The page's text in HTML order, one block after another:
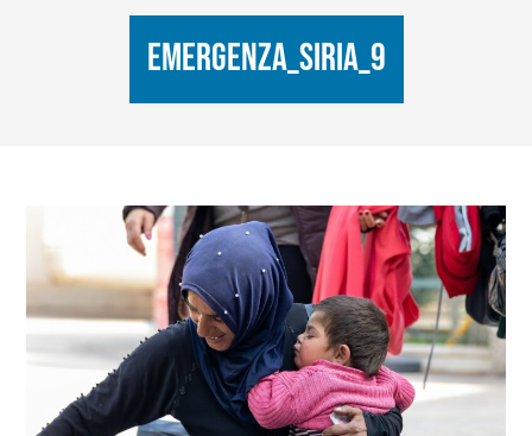
EMERGENZA_SIRIA_9